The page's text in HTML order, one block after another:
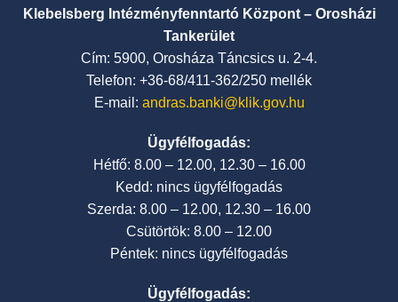
Klebelsberg Intézményfenntartó Központ – Orosházi
Tankerület
Cím: 5900, Orosháza Táncsics u. 2-4.
Telefon: +36-68/411-362/250 mellék
E-mail: andras.banki@klik.gov.hu
Ügyfélfogadás:
Hétfő: 8.00 – 12.00, 12.30 – 16.00
Kedd: nincs ügyfélfogadás
Szerda: 8.00 – 12.00, 12.30 – 16.00
Csütörtök: 8.00 – 12.00
Péntek: nincs ügyfélfogadás
Ügyfélfogadás: